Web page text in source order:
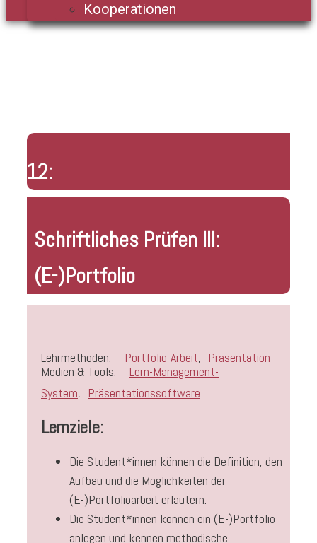
Kooperationen
12:
Schriftliches Prüfen III:
(E-)Portfolio
Lehrmethoden: Portfolio-Arbeit, Präsentation
Medien & Tools:
Lern-Management-
System, Präsentationssoftware
Lernziele:
Die Student*innen können die Definition, den
Aufbau und die Möglichkeiten der
(E-)Portfolioarbeit erläutern.
Die Student*innen können ein (E-)Portfolio
anlegen und kennen methodische